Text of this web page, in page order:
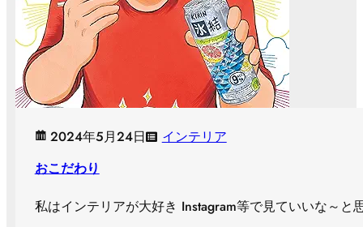
2024年5月24日
インテリア
おこだわり
私はインテリアが大好き Instagram等で見ていいな